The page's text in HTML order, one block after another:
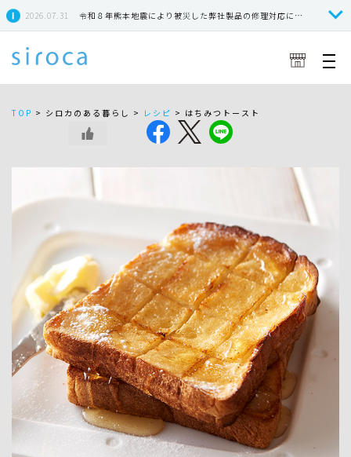
2026.07.31 令和８年熊本地震により被災した弊社製品の修理対応につきまして
TOP > シロカのある暮らし > レシピ > はちみつトースト